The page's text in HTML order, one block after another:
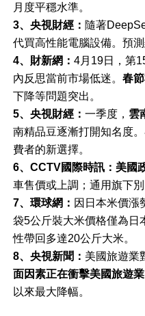
月度平穩水準。
3、央視財經： 隨著
代買高性能電腦設備。預
4、財新網： 4月 19日，第
內反思當前市場低迷。 春
下降等問題突出。
5、央視財經： 一季度， 雲
南精品豆逐漸打開知名度
費者的新選擇。
6、 CCTV國際時訊：美國
車售價或上調；通用旗下
7、環球網： 因日本米價漲
袋5公斤裝大米價格僅為日
性帶回多達20公斤大米。
8、央視新聞： 美國旅遊業
面因素正在衝擊美國旅遊
以來最大降幅。